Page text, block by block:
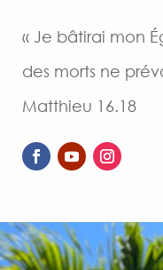
« Je bâtirai mon
des morts ne
Matthieu 16.18